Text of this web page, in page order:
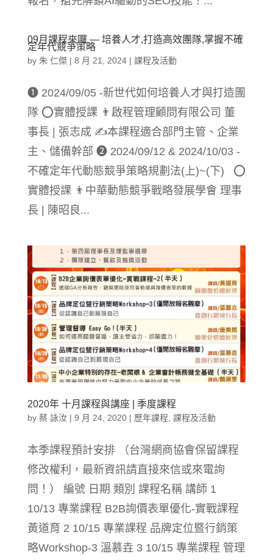
09月課程來囉 — 培養人才,打造高效團隊,掌握不確
定年代競爭策略
by 朱 仁傑| 8 月 21, 2024| 課程及活動
❶ 2024/09/05 -新世代如何培養人才與打造團
隊 ⭕實體授課 👨‍啟程管理顧問有限公司 董
事長 | 張志成 ✍️本課程適合部門主管、企業
主、儲備幹部 ➋ 2024/09/12 & 2024/10/03 -
不確定年代動態競爭策略規劃法(上)~(下) ⭕
實體授課 👨‍中華動態競爭戰略發展學會 理事
長 | 陳昭良...
2020年 十月課程與講座 | 季度課程
by 蔡 詠汝| 9 月 24, 2020| 歷年課程 課程及活動
本季課程預計安排 （台灣網商協會保留課程
修改權利，最新資訊請直接來信或來電詢
問！） 編號 日期 類別 課程名稱 講師 1
10/13 專業課程 B2B詢價表單優化-實戰課程
黃道育 2 10/15 專業課程 品牌定位暨行銷策
略Workshop-3 溫慕垚 3 10/15 專業課程 管理